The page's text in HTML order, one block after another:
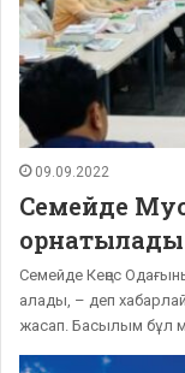
09.09.2022
Семейде
орнатылады
Семейде Кеңес
алады, – деп
жасап. Басылым бұл